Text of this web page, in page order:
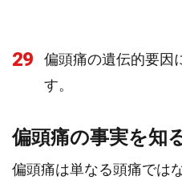
29
偏頭痛の遺伝的要因
す。
偏頭痛の事実を知
偏頭痛は単なる頭痛では